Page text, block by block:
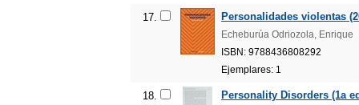
17. Personalidades violentas
Echeburúa Odriozola, Enrique
ISBN: 9788436808292
Ejemplares: 1
18. Personality Disorders (1a